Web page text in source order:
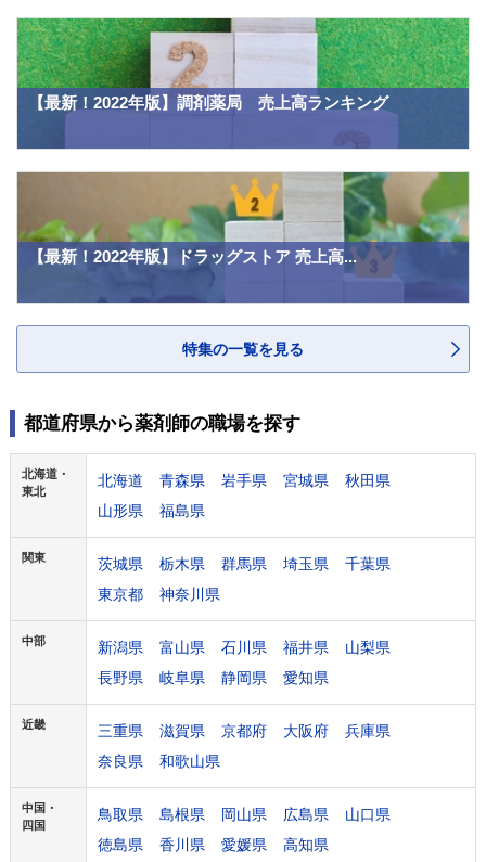
【最新！2022年版】調剤薬局 売上高ランキング
【最新！2022年版】ドラッグストア 売上高...
特集の一覧を見る
都道府県から薬剤師の職場を探す
北海道・
東北
北海道 青森県 岩手県 宮城県
秋田県
山形県
福島県
関東 茨城県 栃木県 群馬県 埼玉県
千葉県
東京都
神奈川県
中部 新潟県 富山県 石川県 福井県
山梨県
長野県
岐阜県 静岡県 愛知県
近畿 三重県 滋賀県 京都府 大阪府
兵庫県
奈良県
和歌山県
中国・
四国
鳥取県 島根県 岡山県 広島県
山口県
徳島県
香川県 愛媛県 高知県